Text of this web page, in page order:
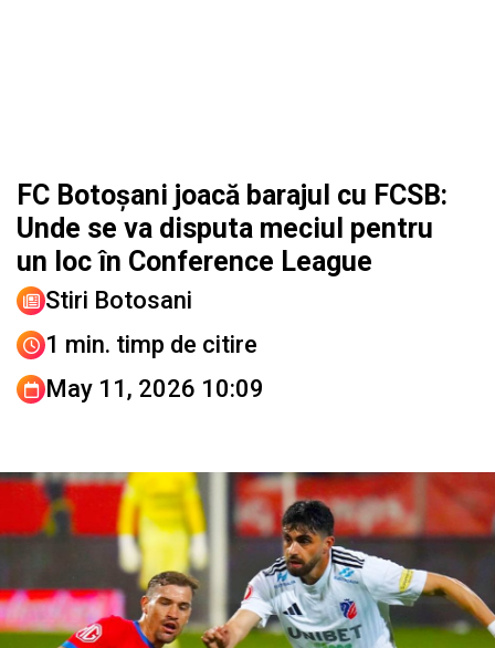
FC Botoșani joacă barajul cu FCSB:
Unde se va disputa meciul pentru
un loc în Conference League
Stiri Botosani
1 min. timp de citire
May 11, 2026 10:09